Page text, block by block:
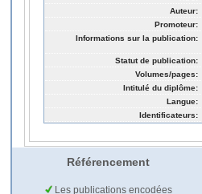
Auteur:
Promoteur:
Informations sur la publication:
Statut de publication:
Volumes/pages:
Intitulé du diplôme:
Langue:
Identificateurs:
Référencement
Les publications encodées